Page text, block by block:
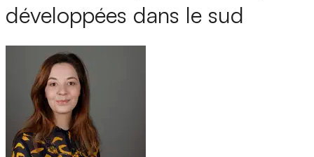
développées dans le sud